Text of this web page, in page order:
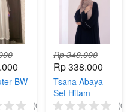
BW
(0)
Rp 348.000
Rp 338.000
Tsana Abaya
Set Hitam
(0)